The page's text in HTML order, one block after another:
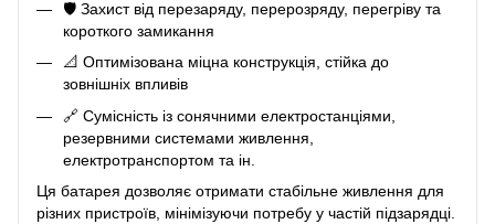
🛡️ Захист від перезаряду, перерозряду, перегріву та
короткого замикання
📐 Оптимізована міцна конструкція, стійка до
зовнішніх впливів
🔗 Сумісність із сонячними електростанціями,
резервними системами живлення,
електротранспортом та ін.
Ця батарея дозволяє отримати стабільне живлення для
різних пристроїв, мінімізуючи потребу у частій підзарядці.